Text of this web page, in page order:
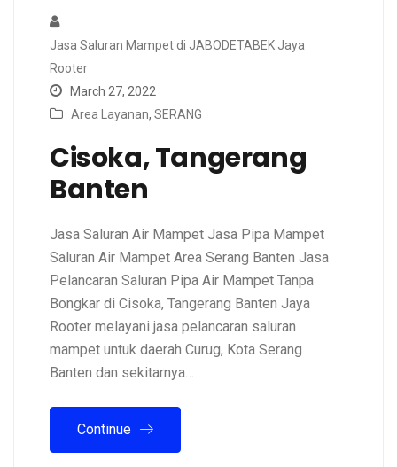
Jasa Saluran Mampet di JABODETABEK Jaya
Rooter
March 27, 2022
Area Layanan, SERANG
Cisoka, Tangerang
Banten
Jasa Saluran Air Mampet Jasa Pipa Mampet
Saluran Air Mampet Area Serang Banten Jasa
Pelancaran Saluran Pipa Air Mampet Tanpa
Bongkar di Cisoka, Tangerang Banten Jaya
Rooter melayani jasa pelancaran saluran
mampet untuk daerah Curug, Kota Serang
Banten dan sekitarnya…
Continue